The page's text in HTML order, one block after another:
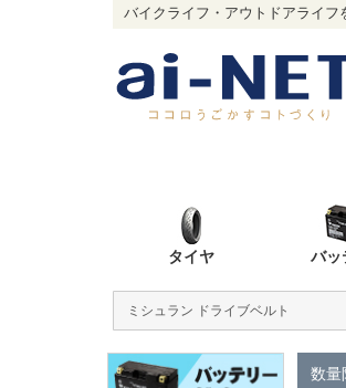
バイクライフ・アウトドアライフ
タイヤ バッ
数量